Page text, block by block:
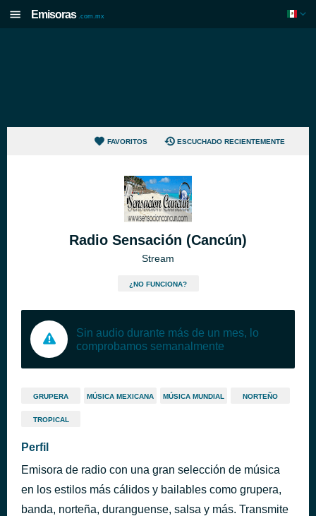
Emisoras .com.mx
FAVORITOS ESCUCHADO RECIENTEMENTE
Radio Sensación (Cancún)
Stream
¿NO FUNCIONA?
Sin audio durante más de un mes, lo
comprobamos semanalmente
GRUPERA MÚSICA MEXICANA MÚSICA MUNDIAL NORTEÑO
TROPICAL
Perfil
Emisora de radio con una gran selección de música
en los estilos más cálidos y bailables como grupera,
banda, norteña, duranguense, salsa y más. Transmite